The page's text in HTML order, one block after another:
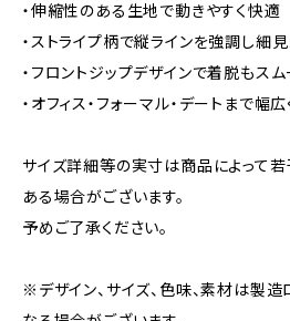
・伸縮性のある生地で動きやすく快適
・ストライプ柄で縦ラインを強調し細
・フロントジップデザインで着脱もス
・オフィス・フォーマル・デートまで幅
サイズ詳細等の実寸は商品によって
ある場合がございます。
予めご了承ください。
※デザイン、サイズ、色味、素材は製